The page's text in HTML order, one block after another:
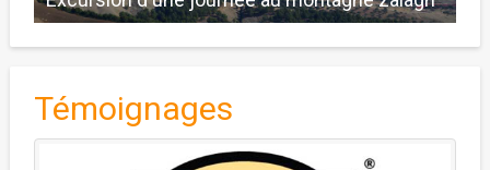
Témoignages